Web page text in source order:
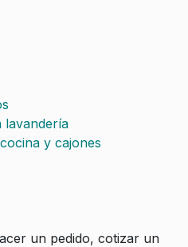
lavandería
y cajones
un pedido, cotizar un